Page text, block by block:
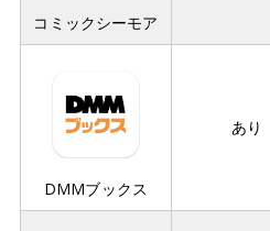
コミックシーモア
DMMブックス
あり